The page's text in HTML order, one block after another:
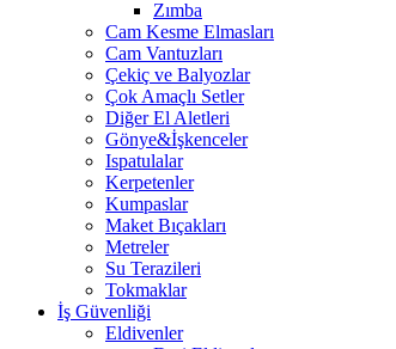
Zımba
Cam Kesme Elmasları
Cam Vantuzları
Çekiç ve Balyozlar
Çok Amaçlı Setler
Diğer El Aletleri
Gönye&İşkenceler
Ispatulalar
Kerpetenler
Kumpaslar
Maket Bıçakları
Metreler
Su Terazileri
Tokmaklar
İş Güvenliği
Eldivenler